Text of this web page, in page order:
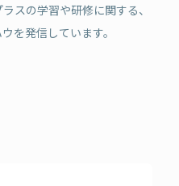
スの学習や研修に関する、
を発信しています。